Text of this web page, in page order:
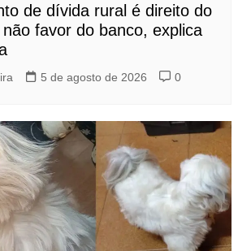
de dívida rural é direito do
favor do banco, explica
5 de agosto de 2026 0